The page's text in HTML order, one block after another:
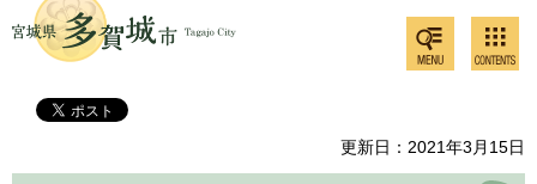
多賀城市
ンツメ
ニュー
共通メ
ニュー
更新日：2021年3月15日